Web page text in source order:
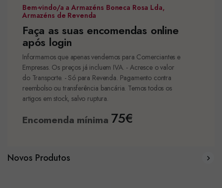
Bem-vindo/a a Armazéns Boneca Rosa Lda,
Armazéns de Revenda
Faça as suas encomendas online
após login
Informamos que apenas vendemos para Comerciantes e
Empresas. Os preços já incluem IVA. - Acresce o valor
do Transporte. - Só para Revenda. Pagamento contra
reembolso ou transferência bancária. Temos todos os
artigos em stock, salvo ruptura.
Encomenda mínima 75€
Novos Produtos